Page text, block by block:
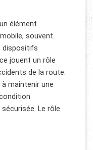
élément
souvent
dispositifs
jouent un rôle
de la route.
maintenir une
Le rôle
GLACES POUR LA